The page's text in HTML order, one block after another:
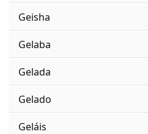
Geisha
Gelaba
Gelada
Gelado
Geláis